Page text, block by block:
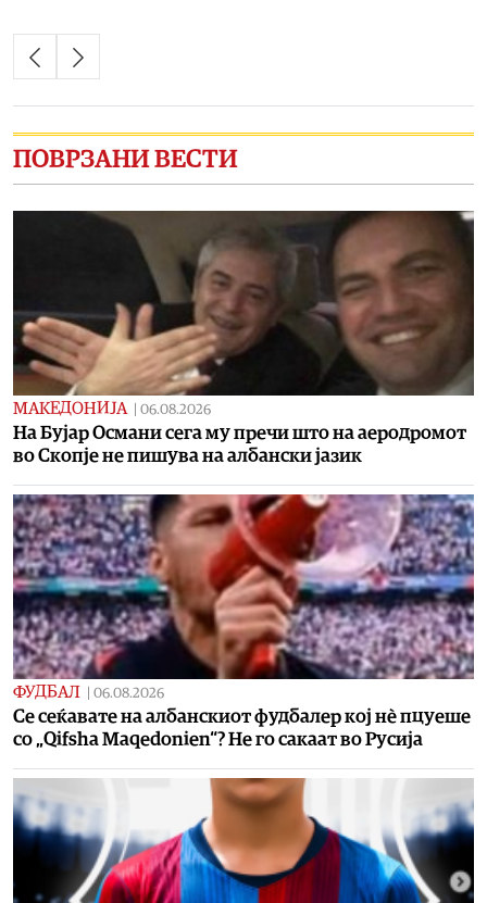
ПОВРЗАНИ ВЕСТИ
МАКЕДОНИЈА | 06.08.2026
На Бујар Османи сега му пречи што на аеродромот
во Скопје не пишува на албански јазик
ФУДБАЛ | 06.08.2026
Се сеќавате на албанскиот фудбалер кој нѐ пцуеше
со „Qifsha Maqedonien“? Не го сакаат во Русија